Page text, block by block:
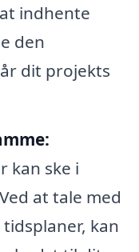
indhente
den
dit projekts
kan ske i
at tale med
kan